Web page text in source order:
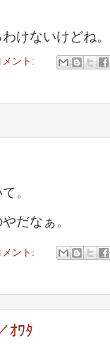
けないけどね。
ント:
。
だなぁ。
ント:
ｵﾜﾀ